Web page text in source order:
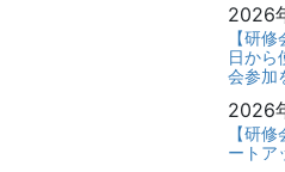
2026
【研
日から
会参加
2026
【研
ート